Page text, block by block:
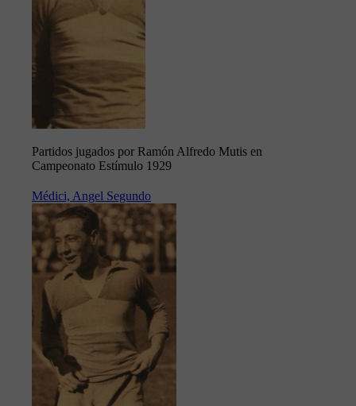
Partidos jugados por Ramón Alfredo Mutis en
Campeonato Estímulo 1929
Médici, Angel Segundo